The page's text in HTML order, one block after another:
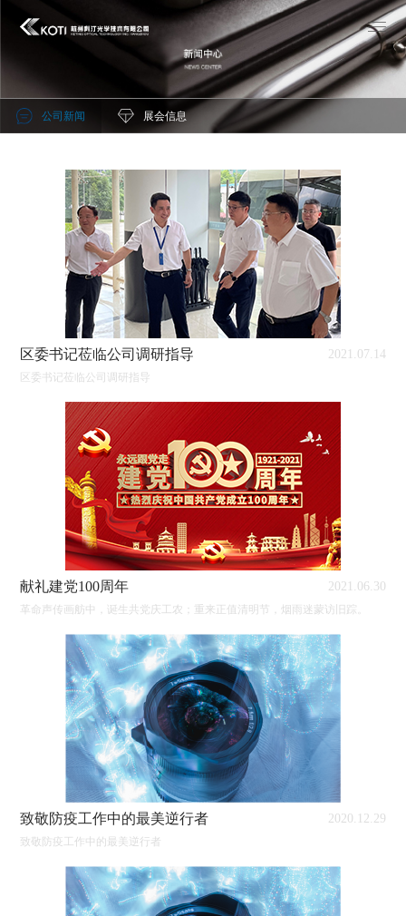
公司新闻 展会信息
区委书记莅临公司调研指导 2021.07.14
区委书记莅临公司调研指导
献礼建党100周年 2021.06.30
革命声传画舫中，诞生共党庆工农；重来正值清明节，烟雨迷蒙访旧踪。
致敬防疫工作中的最美逆行者 2020.12.29
致敬防疫工作中的最美逆行者